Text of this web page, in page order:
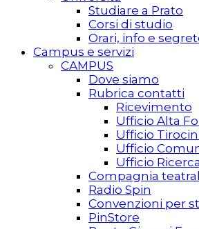
Studiare a Prato
Corsi di studio
Orari, info e
Campus e servizi
CAMPUS
Dove siamo
Rubrica contatti
Ricevimento
Ufficio Alta
Ufficio
Ufficio
Ufficio Ricerca
Compagnia
Radio Spin
Convenzioni per
PinStore